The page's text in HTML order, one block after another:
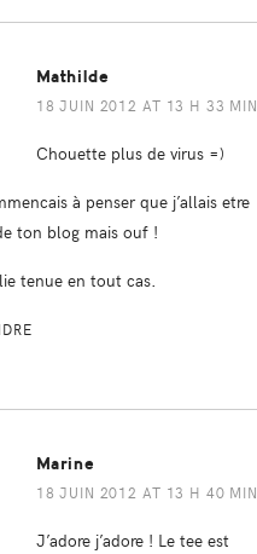
Mathilde
18 JUIN 2012 AT 13 H 33 MIN
Chouette plus de virus =)
à penser que j’allais etre
ton blog mais ouf !
tenue en tout cas.
Marine
18 JUIN 2012 AT 13 H 40 MIN
J’adore j’adore ! Le tee est